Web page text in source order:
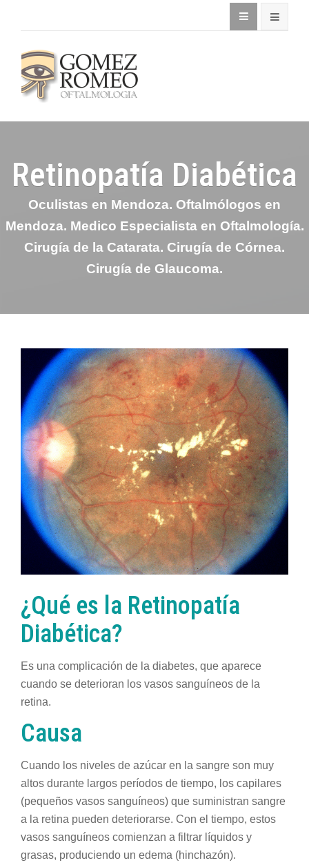
Retinopatía Diabética
Oculistas en Mendoza. Oftalmólogos en
Mendoza. Medico Especialista en Oftalmología.
Cirugía de la Catarata. Cirugía de Córnea.
Cirugía de Glaucoma.
¿Qué es la Retinopatía
Diabética?
Es una complicación de la diabetes, que aparece
cuando se deterioran los vasos sanguíneos de la
retina.
Causa
Cuando los niveles de azúcar en la sangre son muy
altos durante largos períodos de tiempo, los capilares
(pequeños vasos sanguíneos) que suministran sangre
a la retina pueden deteriorarse. Con el tiempo, estos
vasos sanguíneos comienzan a filtrar líquidos y
grasas, produciendo un edema (hinchazón).